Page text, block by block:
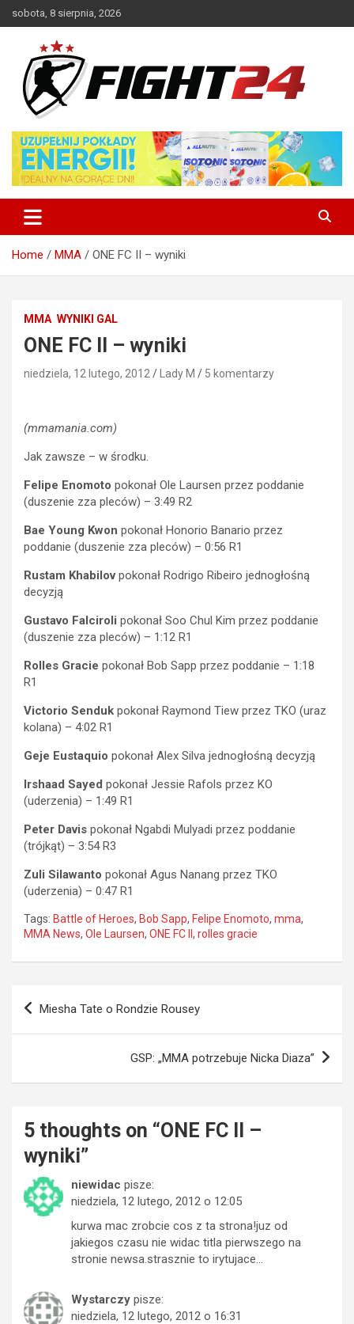
to
sobota, 8 sierpnia, 2026
FIGHT24.PL – MMA i K-1, UFC
Home MMA ONE FC II – wyniki
MMA WYNIKI GAL
ONE FC II – wyniki
niedziela, 12 lutego, 2012 Lady M 5 komentarzy
(mmamania.com)
Jak zawsze – w środku.
Felipe Enomoto pokonał Ole Laursen przez poddanie
(duszenie zza pleców) – 3:49 R2
Bae Young Kwon pokonał Honorio Banario przez
poddanie (duszenie zza pleców) – 0:56 R1
Rustam Khabilovpokonał Rodrigo Ribeiro jednogłośną
decyzją
Gustavo Falciroli pokonał Soo Chul Kim przez poddanie
(duszenie zza pleców) – 1:12 R1
Rolles Gracie pokonał Bob Sapp przez poddanie – 1:18
R1
Victorio Senduk pokonał Raymond Tiew przez TKO (uraz
kolana) – 4:02 R1
Geje Eustaquio pokonał Alex Silva jednogłośną decyzją
Irshaad Sayed pokonał Jessie Rafols przez KO
(uderzenia) – 1:49 R1
Peter Davis pokonał Ngabdi Mulyadi przez poddanie
(trójkąt) – 3:54 R3
Zuli Silawanto pokonał Agus Nanang przez TKO
(uderzenia) – 0:47 R1
Tags: Battle of Heroes, Bob Sapp, Felipe Enomoto, mma,
MMA News, Ole Laursen, ONE FC II , rolles gracie
Nawigacja
Miesha Tate o Rondzie Rousey
GSP: „MMA potrzebuje Nicka Diaza”
5 thoughts on “ONE FC II –
wyniki”
niewidac pisze:
niedziela, 12 lutego, 2012 o 12:05
kurwa mac zrobcie cos z ta strona!juz od
jakiegos czasu nie widac titla pierwszego na
stronie newsa.strasznie to irytujace…
Wystarczy pisze:
niedziela, 12 lutego, 2012 o 16:31